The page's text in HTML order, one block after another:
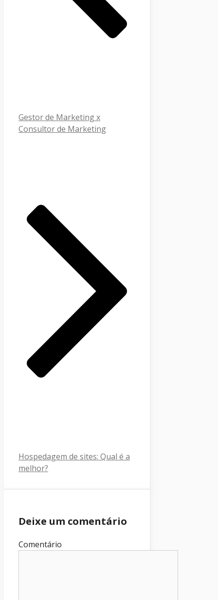
Gestor de Marketing x
Consultor de Marketing
Hospedagem de sites: Qual é a
melhor?
Deixe um comentário
Comentário